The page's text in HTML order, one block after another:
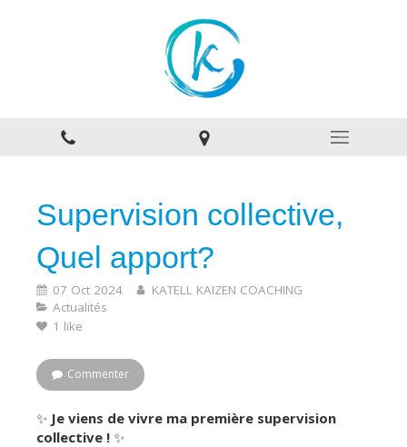
Supervision collective,
Quel apport?
07 Oct 2024
KATELL KAIZEN COACHING
Actualités
1 like
Commenter
✨ Je viens de vivre ma première supervision
collective ! ✨